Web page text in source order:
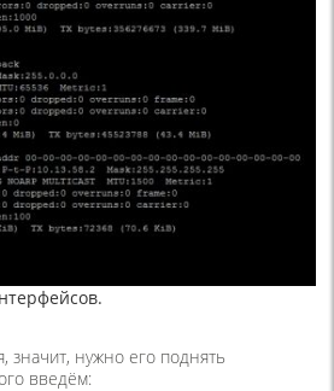
значит, нужно его поднять
введём: